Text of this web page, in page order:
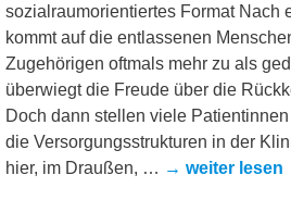
sozialraumorientiertes Format Nach
kommt auf die entlassenen
Zugehörigen oftmals mehr zu als
überwiegt die Freude über die
Doch dann stellen viele
die Versorgungsstrukturen in der
hier, im Draußen, … → weiter lesen